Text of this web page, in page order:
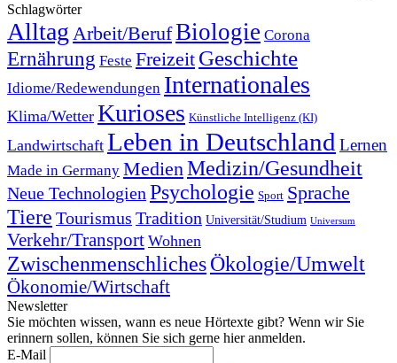
Schlagwörter
Alltag Arbeit/BerufBiologie Corona
Ernährung Feste Freizeit Geschichte
Idiome/Redewendungen Internationales
Klima/Wetter Kurioses Künstliche Intelligenz (KI)
Landwirtschaft Leben in Deutschland Lernen
Made in Germany Medien Medizin/Gesundheit
Neue Technologien Psychologie Sport Sprache
Tiere Tourismus Tradition Universität/Studium Universum
Verkehr/Transport Wohnen
ZwischenmenschlichesÖkologie/Umwelt
Ökonomie/Wirtschaft
Newsletter
Sie möchten wissen, wann es neue Hörtexte gibt? Wenn wir Sie
erinnern sollen, können Sie sich gerne hier anmelden.
E-Mail